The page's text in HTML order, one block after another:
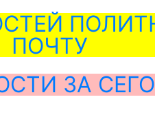
ПОЧТУ
ЗА